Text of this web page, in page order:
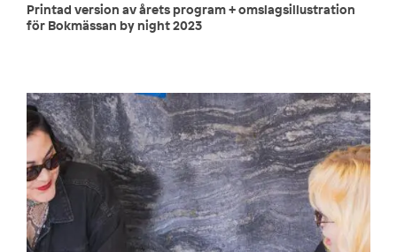
Printad version av årets program + omslagsillustration
för Bokmässan by night 2023